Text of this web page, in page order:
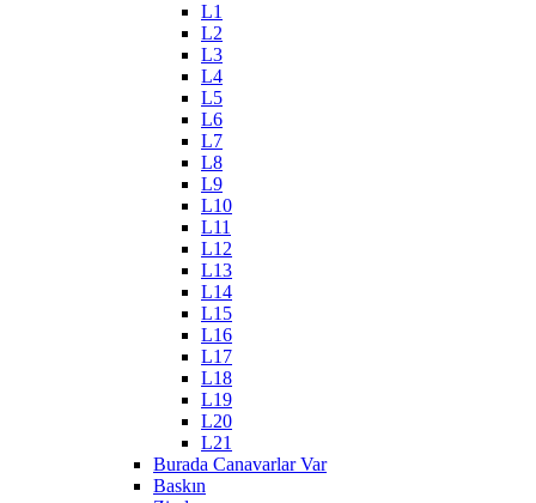
L1
L2
L3
L4
L5
L6
L7
L8
L9
L10
L11
L12
L13
L14
L15
L16
L17
L18
L19
L20
L21
Burada Canavarlar Var
Baskın